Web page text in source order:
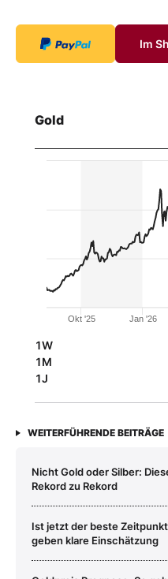
Im
Gold
Okt '25 Jan '26
1W
1M
1J
WEITERFÜHRENDE BEITRÄGE
Nicht Gold oder Silber:
Rekord zu Rekord
Ist jetzt der beste
geben klare Einschätzung